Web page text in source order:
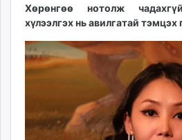
Хөрөнгөө нотолж
хүлээлгэх нь авилгатай тэмцэх